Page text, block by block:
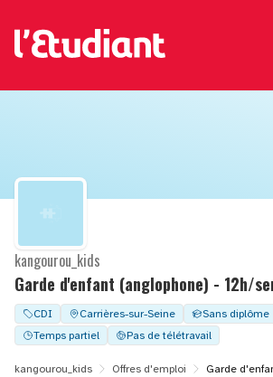
Garde d'enfant (anglophone) - 12h/
kangourou_kids
CDI Carrières-sur-Seine Sans diplôme
Temps partiel
Pas de télétravail
kangourou_kids Offres d'emploi